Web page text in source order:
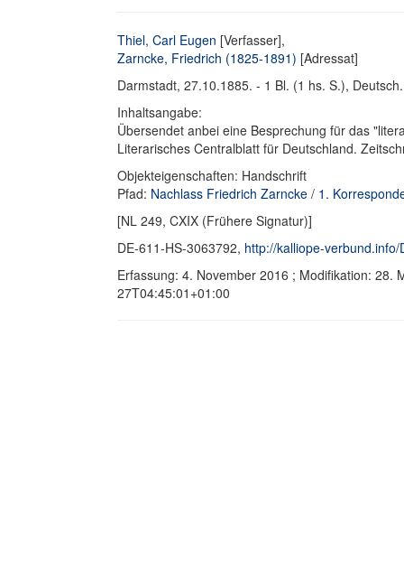
Thiel, Carl Eugen [Verfasser],
Zarncke, Friedrich (1825-1891) [Adressat]
Darmstadt, 27.10.1885. - 1 Bl. (1 hs. S.),
Inhaltsangabe:
Übersendet anbei eine Besprechung für das
Literarisches Centralblatt für Deutschland.
Objekteigenschaften: Handschrift
Pfad: Nachlass Friedrich Zarncke / 1.
[NL 249, CXIX (Frühere Signatur)]
DE-611-HS-3063792, http://kalliope-
Erfassung: 4. November 2016 ; Modifikation: 28.
27T04:45:01+01:00